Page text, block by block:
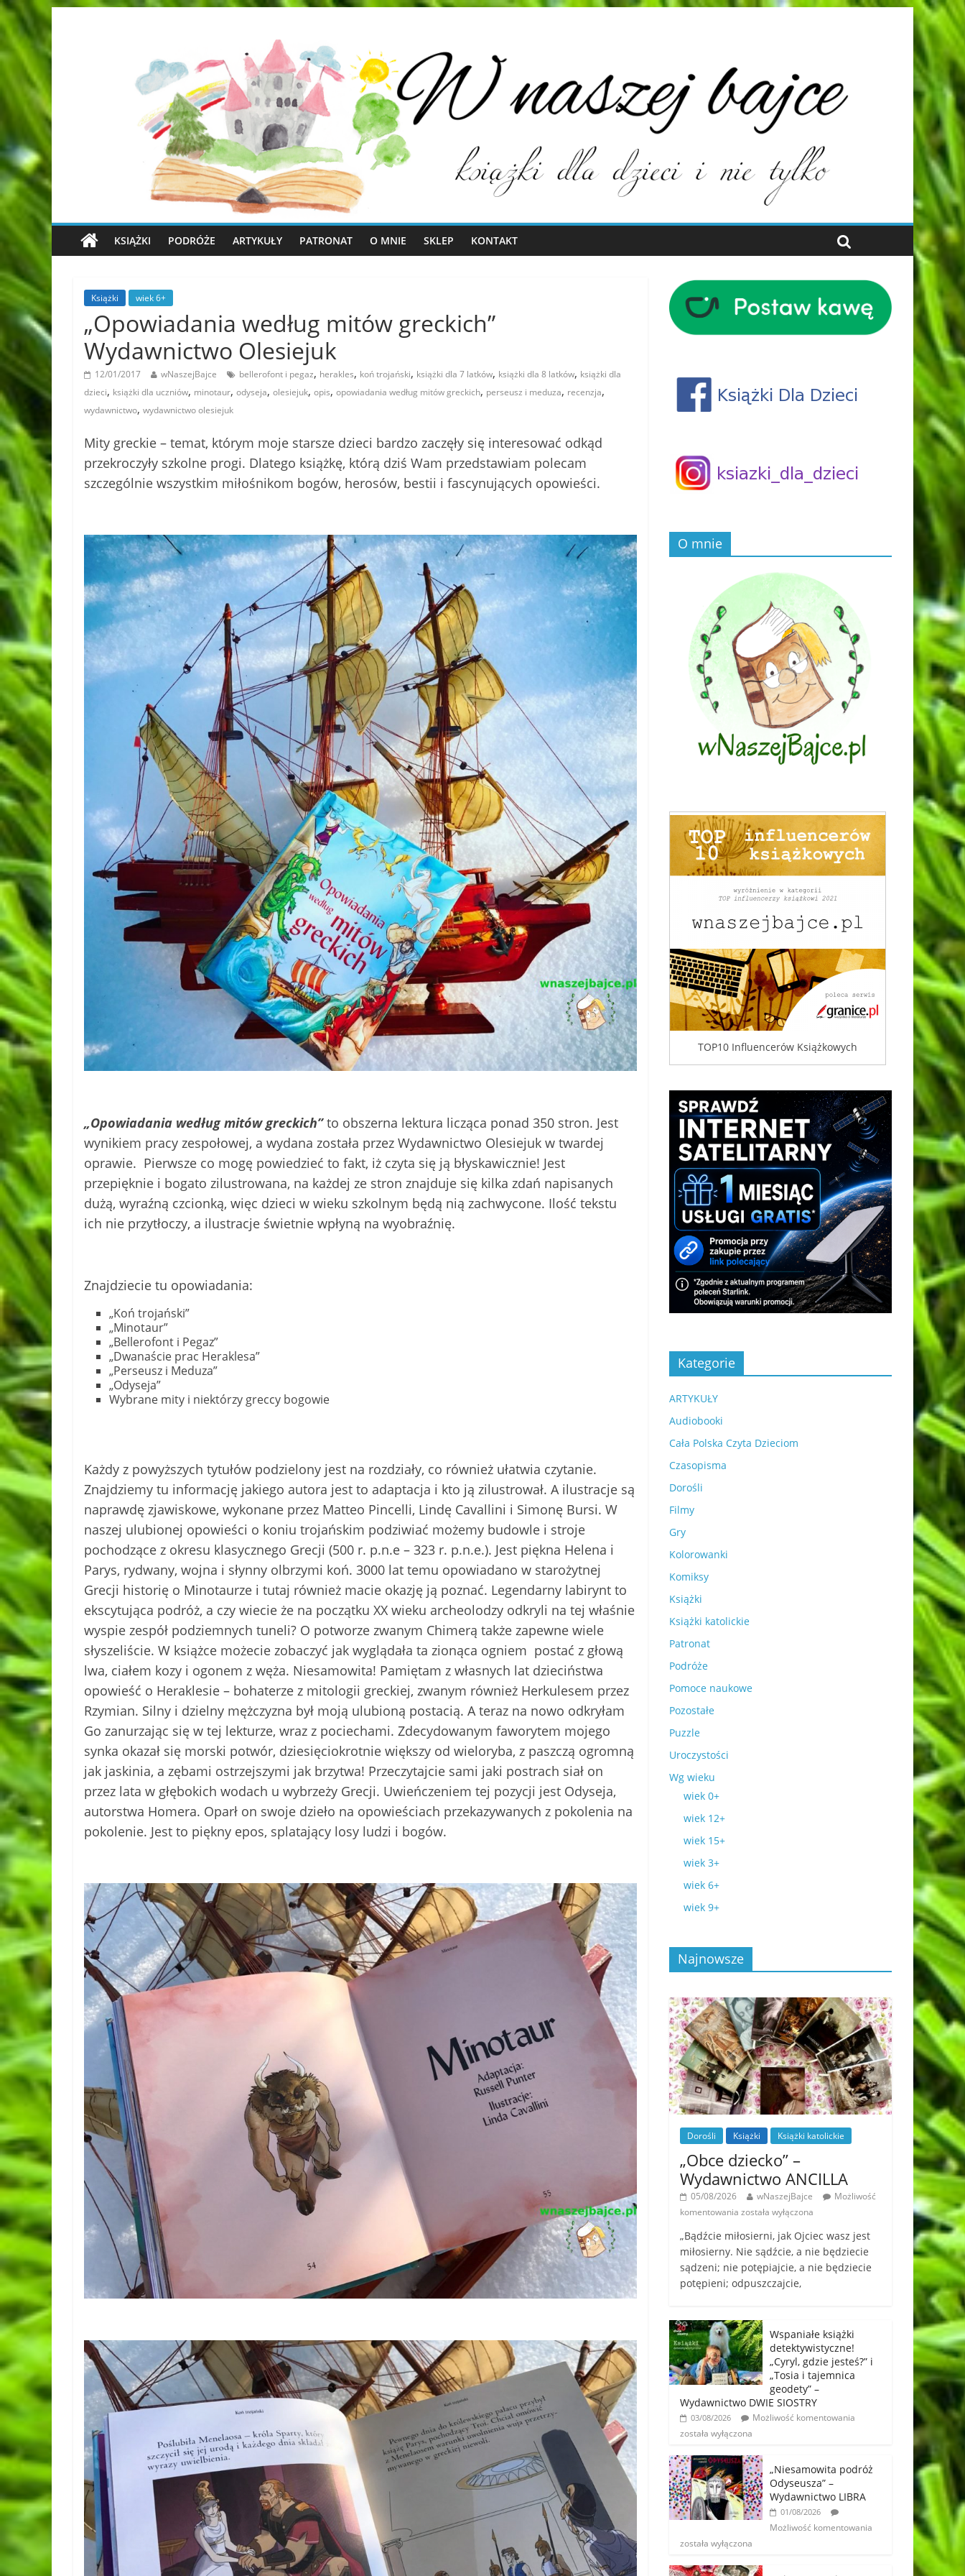
KSIĄŻKI PODRÓŻE ARTYKUŁY PATRONAT O MNIE SKLEP KONTAKT
Książki wiek 6+
„Opowiadania według mitów greckich”
Wydawnictwo Olesiejuk
12/01/2017 wNaszejBajce bellerofont i pegaz, herakles, koń trojański, książki dla 7 latków, książki dla 8 latków, książki dla
dzieci, książki dla uczniów, minotaur, odyseja, olesiejuk, opis, opowiadania według mitów greckich, perseusz i meduza, recenzja,
wydawnictwo, wydawnictwo olesiejuk
Mity greckie – temat, którym moje starsze dzieci bardzo zaczęły się interesować odkąd
przekroczyły szkolne progi. Dlatego książkę, którą dziś Wam przedstawiam polecam
szczególnie wszystkim miłośnikom bogów, herosów, bestii i fascynujących opowieści.
„Opowiadania według mitów greckich”to obszerna lektura licząca ponad 350 stron. Jest
wynikiem pracy zespołowej, a wydana została przez Wydawnictwo Olesiejuk w twardej
oprawie. Pierwsze co mogę powiedzieć to fakt, iż czyta się ją błyskawicznie! Jest
przepięknie i bogato zilustrowana, na każdej ze stron znajduje się kilka zdań napisanych
dużą, wyraźną czcionką, więc dzieci w wieku szkolnym będą nią zachwycone. Ilość tekstu
ich nie przytłoczy, a ilustracje świetnie wpłyną na wyobraźnię.
Znajdziecie tu opowiadania:
„Koń trojański”
„Minotaur”
„Bellerofont i Pegaz”
„Dwanaście prac Heraklesa”
„Perseusz i Meduza”
„Odyseja”
Wybrane mity i niektórzy greccy bogowie
Każdy z powyższych tytułów podzielony jest na rozdziały, co również ułatwia czytanie.
Znajdziemy tu informację jakiego autora jest to adaptacja i kto ją zilustrował. A ilustracje są
naprawdę zjawiskowe, wykonane przez Matteo Pincelli, Lindę Cavallini i Simonę Bursi. W
naszej ulubionej opowieści o koniu trojańskim podziwiać możemy budowle i stroje
pochodzące z okresu klasycznego Grecji (500 r. p.n.e – 323 r. p.n.e.). Jest piękna Helena i
Parys, rydwany, wojna i słynny olbrzymi koń. 3000 lat temu opowiadano w starożytnej
Grecji historię o Minotaurze i tutaj również macie okazję ją poznać. Legendarny labirynt to
ekscytująca podróż, a czy wiecie że na początku XX wieku archeolodzy odkryli na tej właśnie
wyspie zespół podziemnych tuneli? O potworze zwanym Chimerą także zapewne wiele
słyszeliście. W książce możecie zobaczyć jak wyglądała ta zionąca ogniem postać z głową
lwa, ciałem kozy i ogonem z węża. Niesamowita! Pamiętam z własnych lat dzieciństwa
opowieść o Heraklesie – bohaterze z mitologii greckiej, zwanym również Herkulesem przez
Rzymian. Silny i dzielny mężczyzna był moją ulubioną postacią. A teraz na nowo odkryłam
Go zanurzając się w tej lekturze, wraz z pociechami. Zdecydowanym faworytem mojego
synka okazał się morski potwór, dziesięciokrotnie większy od wieloryba, z paszczą ogromną
jak jaskinia, a zębami ostrzejszymi jak brzytwa! Przeczytajcie sami jaki postrach siał on
przez lata w głębokich wodach u wybrzeży Grecji. Uwieńczeniem tej pozycji jest Odyseja,
autorstwa Homera. Oparł on swoje dzieło na opowieściach przekazywanych z pokolenia na
pokolenie. Jest to piękny epos, splatający losy ludzi i bogów.
O mnie
TOP10 Influencerów Książkowych
Kategorie
ARTYKUŁY
Audiobooki
Cała Polska Czyta Dzieciom
Czasopisma
Dorośli
Filmy
Gry
Kolorowanki
Komiksy
Książki
Książki katolickie
Patronat
Podróże
Pomoce naukowe
Pozostałe
Puzzle
Uroczystości
Wg wieku
wiek 0+
wiek 12+
wiek 15+
wiek 3+
wiek 6+
wiek 9+
Najnowsze
Dorośli Książki Książki katolickie
„Obce dziecko” –
Wydawnictwo ANCILLA
05/08/2026 wNaszejBajce
Możliwość
komentowania została wyłączona
„Bądźcie miłosierni, jak Ojciec wasz jest
miłosierny. Nie sądźcie, a nie będziecie
sądzeni; nie potępiajcie, a nie będziecie
potępieni; odpuszczajcie,
Wspaniałe książki
detektywistyczne!
„Cyryl, gdzie jesteś?” i
„Tosia i tajemnica
geodety” –
Wydawnictwo DWIE SIOSTRY
03/08/2026
Możliwość komentowania
została wyłączona
„Niesamowita podróż
Odyseusza” –
Wydawnictwo LIBRA
01/08/2026
Możliwość komentowania
została wyłączona